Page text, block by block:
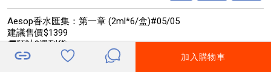
Aesop香水匯集：第一章 (2ml*6/盒)#05/05
建議售價$1399
🚚預計8週到貨
(官方價格：$1550)
六款經典氣息都在這一盒，像六段風景、六段情緒，等待你逐一
加入購物車